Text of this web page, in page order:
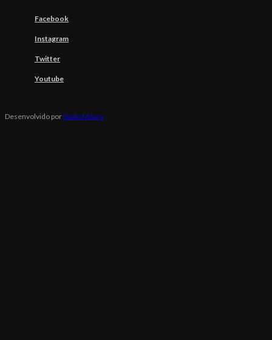
Facebook
Instagram
Twitter
Youtube
Desenvolvido porSaulo Moura